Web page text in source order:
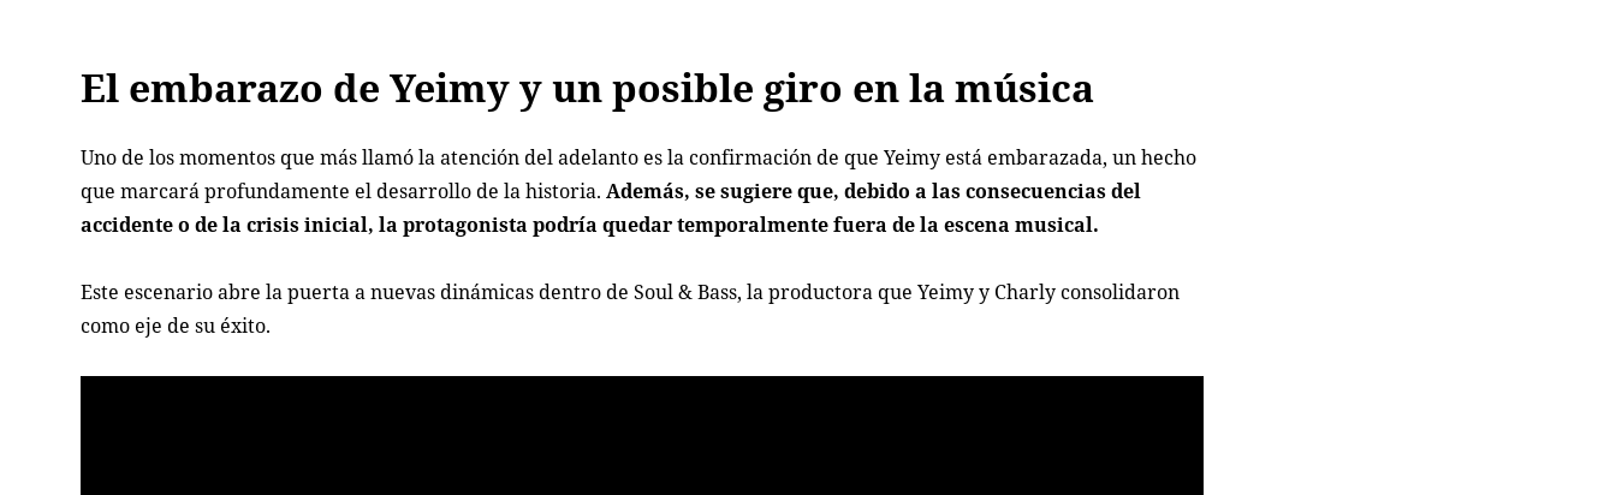
El embarazo de Yeimy y un posible giro en la música
Uno de los momentos que más llamó la atención del adelanto es la confirmación de que Yeimy está embarazada, un hecho
que marcará profundamente el desarrollo de la historia.Además, se sugiere que, debido a las consecuencias del
accidente o de la crisis inicial, la protagonista podría quedar temporalmente fuera de la escena musical.
Este escenario abre la puerta a nuevas dinámicas dentro de Soul & Bass, la productora que Yeimy y Charly consolidaron
como eje de su éxito.